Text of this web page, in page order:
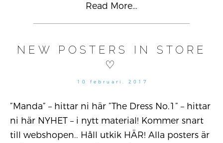
Read More…
NEW POSTERS IN STORE
♡
10 februari, 2017
”Manda” – hittar ni här ”The Dress No.1” – hittar
ni här NYHET – i nytt material! Kommer snart
till webshopen.. Håll utkik HÄR! Alla posters är